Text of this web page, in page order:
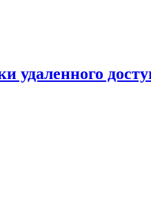
удаленного